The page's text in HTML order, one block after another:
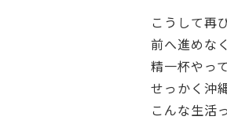
こうして再
前へ進めな
精一杯やっ
せっかく沖
こんな生活